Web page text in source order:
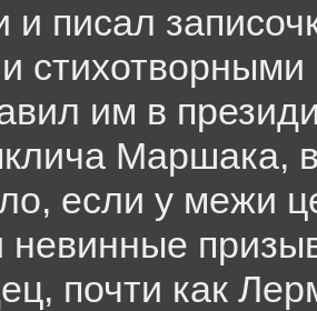
и писал
им в
Маршака,
если у межи
невинные
почти как